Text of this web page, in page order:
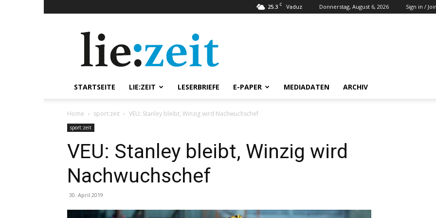
25.3 C Vaduz Donnerstag, August 6, 2026 Sign in /
STARTSEITE LIE:ZEIT LESERBRIEFE E-PAPER MEDIADATEN ARCHIV
Home sport:zeit VEU: Stanley bleibt, Winzig wird Nachwuchschef
sport:zeit
VEU: Stanley bleibt, Winzig wird
Nachwuchschef
30. April 2019